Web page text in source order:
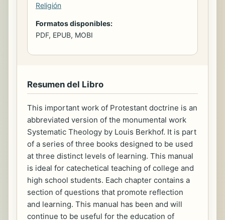
Religión
Formatos disponibles:
PDF, EPUB, MOBI
Resumen del Libro
This important work of Protestant doctrine is an
abbreviated version of the monumental work
Systematic Theology by Louis Berkhof. It is part
of a series of three books designed to be used
at three distinct levels of learning. This manual
is ideal for catechetical teaching of college and
high school students. Each chapter contains a
section of questions that promote reflection
and learning. This manual has been and will
continue to be useful for the education of